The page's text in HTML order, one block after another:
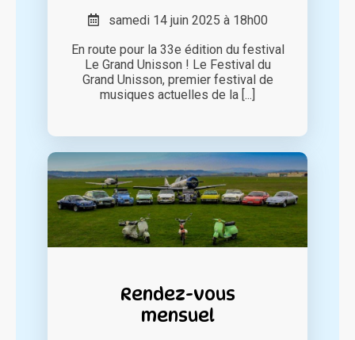
samedi 14 juin 2025 à 18h00
En route pour la 33e édition du festival
Le Grand Unisson ! Le Festival du
Grand Unisson, premier festival de
musiques actuelles de la [...]
Rendez-vous
mensuel